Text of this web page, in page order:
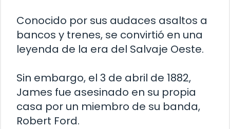
Conocido por sus audaces asaltos a
bancos y trenes, se convirtió en una
leyenda de la era del Salvaje Oeste.
Sin embargo, el 3 de abril de 1882,
James fue asesinado en su propia
casa por un miembro de su banda,
Robert Ford.